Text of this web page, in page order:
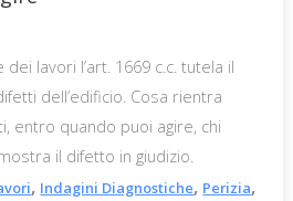
lavori l’art. 1669 c.c. tutela il
dell’edificio. Cosa rientra
entro quando puoi agire, chi
il difetto in giudizio.
, Indagini Diagnostiche, Perizia,